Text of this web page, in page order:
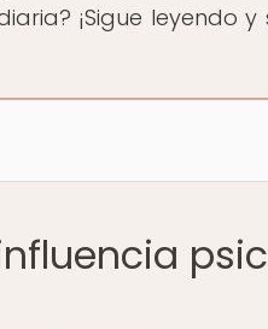
¡Sigue leyendo